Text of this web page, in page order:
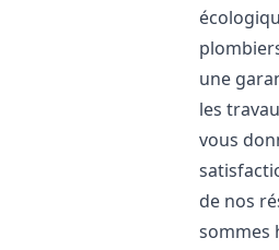
une
les
vous
de nos
sommes